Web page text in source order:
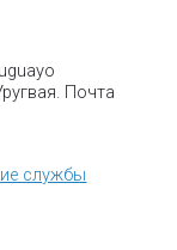
Почта
службы